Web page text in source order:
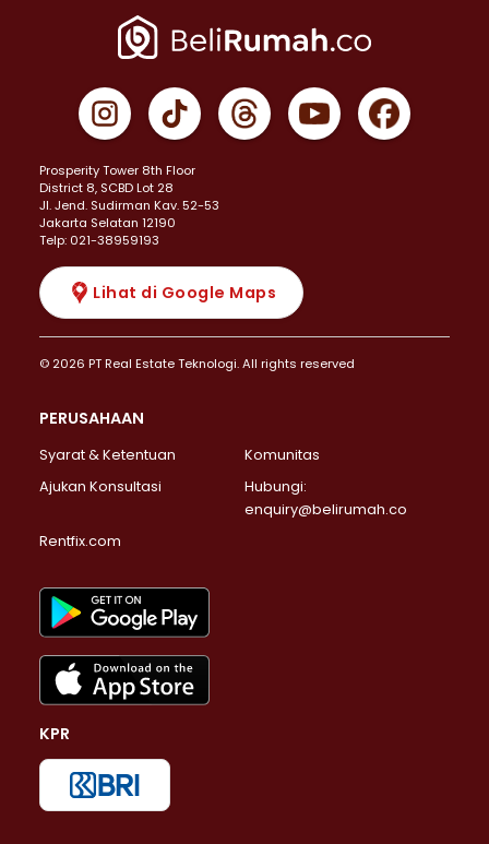
Prosperity Tower 8th Floor
District 8, SCBD Lot 28
JI. Jend. Sudirman Kav. 52-53
Jakarta Selatan 12190
Telp: 021-38959193
Lihat di Google Maps
© 2026 PT Real Estate Teknologi. All rights reserved
PERUSAHAAN
Syarat & Ketentuan
Komunitas
Ajukan Konsultasi
Hubungi:
enquiry@belirumah.co
Rentfix.com
KPR